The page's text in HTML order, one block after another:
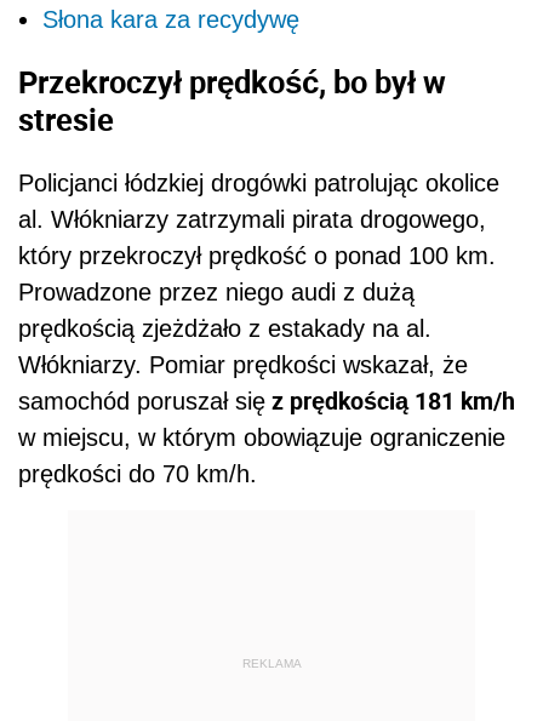
Słona kara za recydywę
Przekroczył prędkość, bo był w
stresie
Policjanci łódzkiej drogówki patrolując okolice
al. Włókniarzy zatrzymali pirata drogowego,
który przekroczył prędkość o ponad 100 km.
Prowadzone przez niego audi z dużą
prędkością zjeżdżało z estakady na al.
Włókniarzy. Pomiar prędkości wskazał, że
samochód poruszał się z prędkością 181 km/h
w miejscu, w którym obowiązuje ograniczenie
prędkości do 70 km/h.
REKLAMA